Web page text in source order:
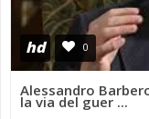
hd 0
Alessandro
la via del guer ...